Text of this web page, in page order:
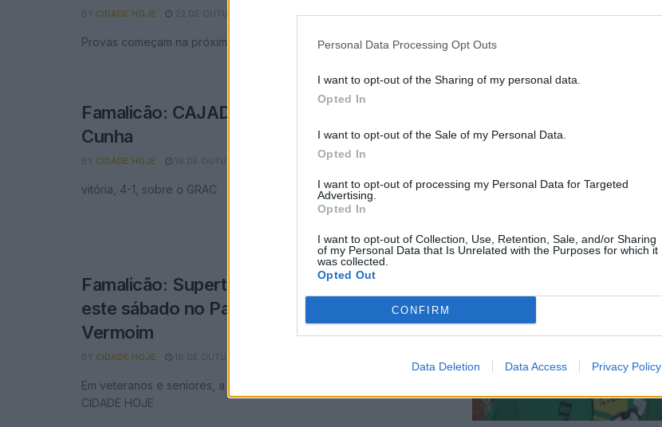
Personal Data Processing Opt Outs
I want to opt-out of the Sharing of my personal data.
Opted In
I want to opt-out of the Sale of my Personal Data.
Opted In
I want to opt-out of processing my Personal Data for Targeted
Advertising.
Opted In
I want to opt-out of Collection, Use, Retention, Sale, and/or Sharing
of my Personal Data that Is Unrelated with the Purposes for which it
was collected.
Opted Out
CONFIRM
Data Deletion Data Access Privacy Policy
BY CIDADE HOJE 22 DE OUTUBRO, 2024 0
Provas começam na próxima sexta e sábado
Famalicão: CAJADA vence Supertaça José
Cunha
BY CIDADE HOJE 19 DE OUTUBRO, 2024
vitória, 4-1, sobre o GRAC
Famalicão: Supertaça José Cunha joga-se
este sábado no Pavilhão Municipal de
Vermoim
BY CIDADE HOJE 18 DE OUTUBRO, 2024
Em veteranos e seniores, a partir das 16 horas, com transmissão na
CIDADE HOJE